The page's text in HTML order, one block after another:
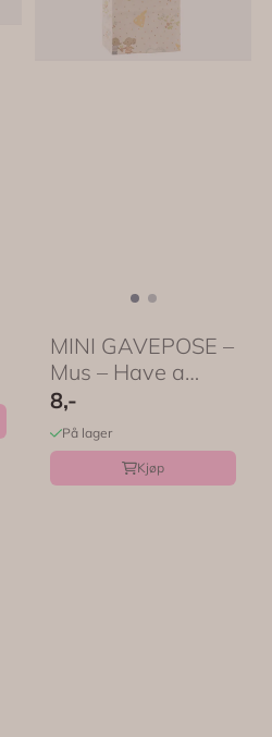
MINI GAVEPOSE –
Mus – Have a
Mice Day – ...
8,-
På lager
Kjøp